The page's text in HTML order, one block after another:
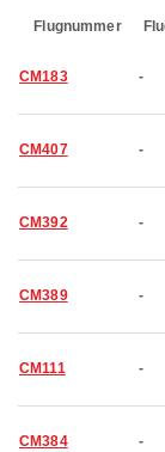
Flugnummer
CM183 -
CM407 -
CM392 -
CM389 -
CM111 -
CM384 -